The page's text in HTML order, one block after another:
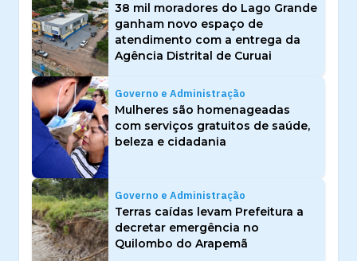
38 mil moradores do Lago Grande
ganham novo espaço de
atendimento com a entrega da
Agência Distrital de Curuai
Governo e Administração
Mulheres são homenageadas
com serviços gratuitos de saúde,
beleza e cidadania
Governo e Administração
Terras caídas levam Prefeitura a
decretar emergência no
Quilombo do Arapemã